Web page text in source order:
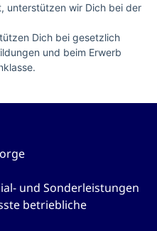
unterstützen wir Dich bei der
Dich bei gesetzlich
und beim Erwerb
und Sonderleistungen
betriebliche